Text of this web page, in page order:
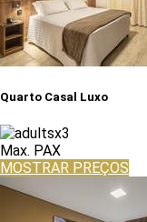
Quarto Casal Luxo
x3
Max. PAX
MOSTRAR PREÇOS